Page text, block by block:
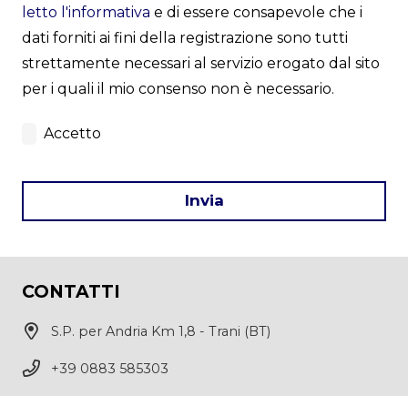
letto l'informativa e di essere consapevole che i
dati forniti ai fini della registrazione sono tutti
strettamente necessari al servizio erogato dal sito
per i quali il mio consenso non è necessario.
Accetto
Invia
should
be
blank
CONTATTI
S.P. per Andria Km 1,8 - Trani (BT)
+39 0883 585303